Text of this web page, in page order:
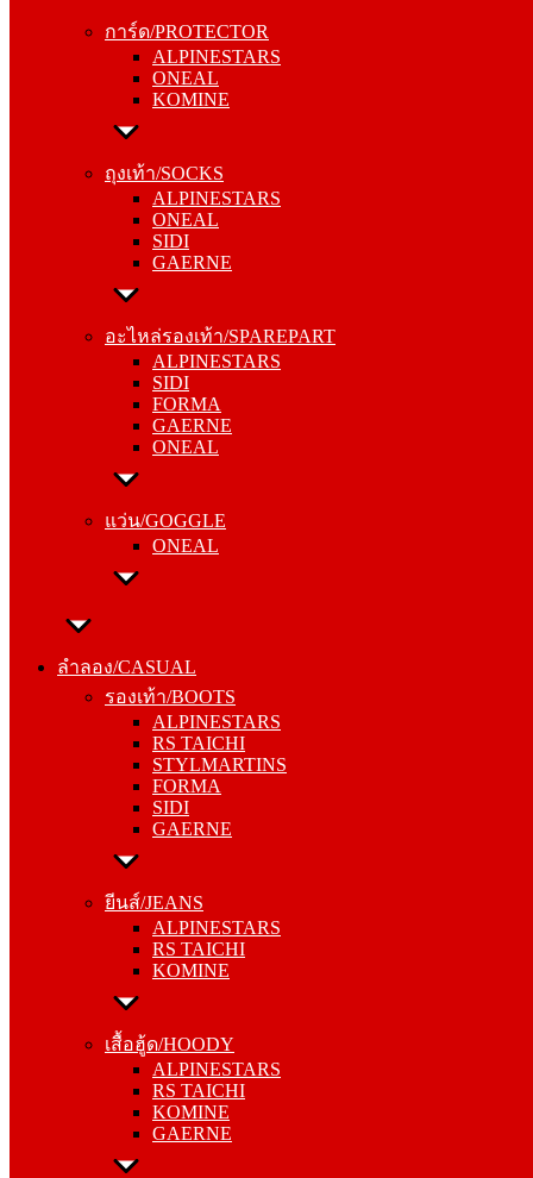
การ์ด/PROTECTOR
ALPINESTARS
ONEAL
KOMINE
ถุงเท้า/SOCKS
ALPINESTARS
ONEAL
SIDI
GAERNE
อะไหล่รองเท้า/SPAREPART
ALPINESTARS
SIDI
FORMA
GAERNE
ONEAL
แว่น/GOGGLE
ONEAL
ลำลอง/CASUAL
รองเท้า/BOOTS
ALPINESTARS
RS TAICHI
STYLMARTINS
FORMA
SIDI
GAERNE
ยีนส์/JEANS
ALPINESTARS
RS TAICHI
KOMINE
เสื้อฮู้ด/HOODY
ALPINESTARS
RS TAICHI
KOMINE
GAERNE
ONEAL
KOMINE
ถุงเท้า/SOCKS
ONEAL
SIDI
GAERNE
อะไหล่รองเท้า/SPAREPART
SIDI
FORMA
GAERNE
ONEAL
แว่น/GOGGLE
ลำลอง/CASUAL
ALPINESTARS
RS TAICHI
STYLMARTINS
FORMA
SIDI
GAERNE
ยีนส์/JEANS
RS TAICHI
KOMINE
เสื้อฮู้ด/HOODY
RS TAICHI
KOMINE
GAERNE
หมวกแก๊ป/CAP